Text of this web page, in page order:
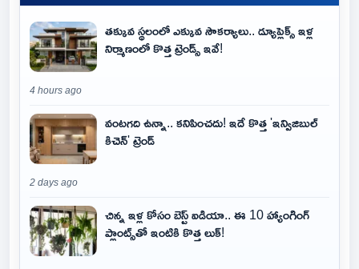
తక్కువ స్థలంలో ఎక్కువ సౌకర్యాలు.. డ్యూప్లెక్స్ ఇళ్ల
నిర్మాణంలో కొత్త ట్రెండ్స్ ఇవే!
4 hours ago
వంటగది ఉన్నా.. కనిపించదు! ఇదే కొత్త 'ఇన్విజిబుల్
కిచెన్' ట్రెండ్
2 days ago
చిన్న ఇళ్ల కోసం బెస్ట్ ఐడియా.. ఈ 10 హ్యాంగింగ్
ప్లాంట్స్‌తో ఇంటికి కొత్త లుక్!